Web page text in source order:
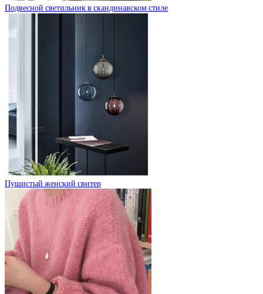
Подвесной светильник в скандинавском стиле
Пушистый женский свитер